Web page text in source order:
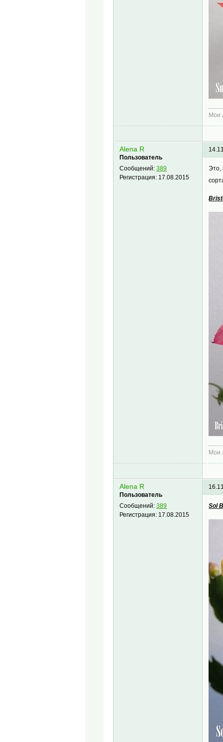
Мои
Alena R
Пользователь
Сообщений:389
Регистрация: 17.08.2015
Это,
Мои
Alena R
Пользователь
Сообщений:389
Регистрация: 17.08.2015
Sol